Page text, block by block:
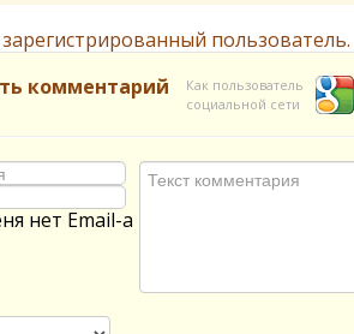
пользователь.
комментарий
Как пользователь
социальной сети
нет Email-а